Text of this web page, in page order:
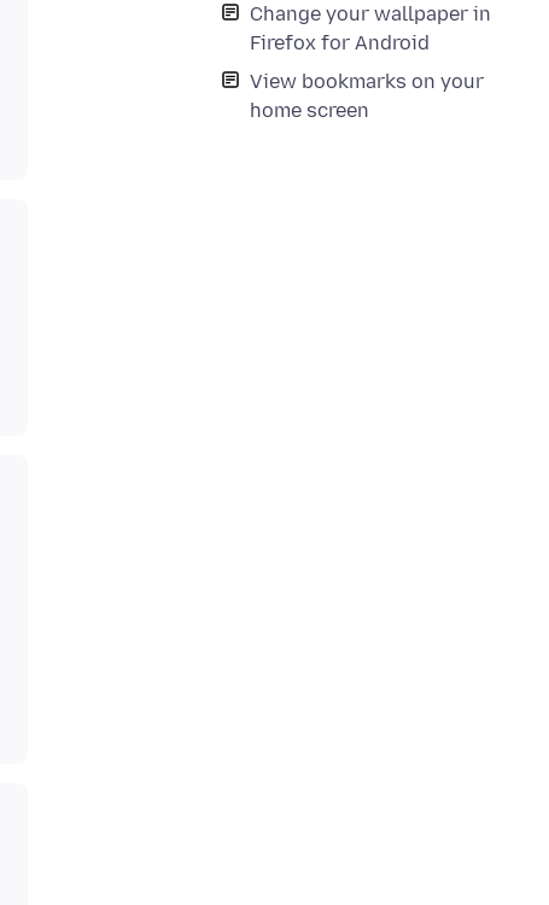
Change your wallpaper in
Firefox for Android
View bookmarks on your
home screen